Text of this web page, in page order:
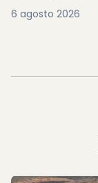
6 agosto 2026